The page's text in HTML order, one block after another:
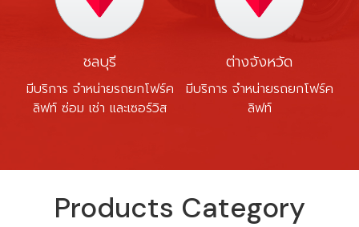
ชลบุรี
มีบริการ จำหน่ายรถยกโฟร์ค
ลิฟท์ ซ่อม เช่า และเซอร์วิส
ต่างจังหวัด
มีบริการ จำหน่ายรถยกโฟร์ค
ลิฟท์
Products Category